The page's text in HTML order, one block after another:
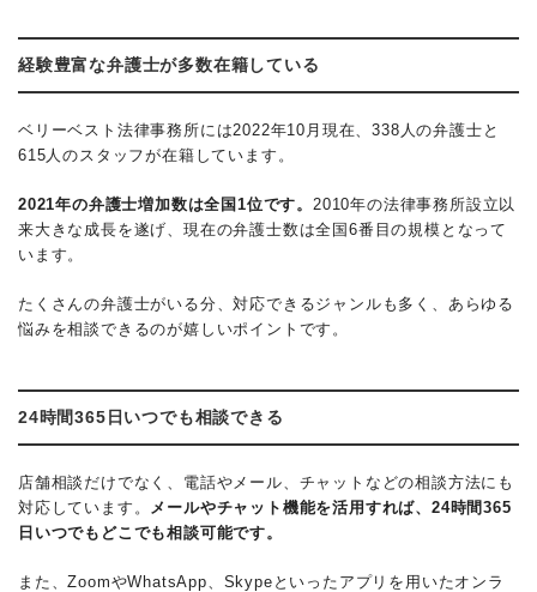
経験豊富な弁護士が多数在籍している
ベリーベスト法律事務所には2022年10月現在、338人の弁護士と
615人のスタッフが在籍しています。
2021年の弁護士増加数は全国1位です。 2010年の法律事務所設立以
来大きな成長を遂げ、現在の弁護士数は全国6番目の規模となって
います。
たくさんの弁護士がいる分、対応できるジャンルも多く、あらゆる
悩みを相談できるのが嬉しいポイントです。
24時間365日いつでも相談できる
店舗相談だけでなく、電話やメール、チャットなどの相談方法にも
対応しています。
メールやチャット機能を活用すれば、24時間365
日いつでもどこでも相談可能です。
また、ZoomやWhatsApp、Skypeといったアプリを用いたオンラ